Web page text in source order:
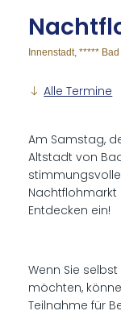
Innenstadt, *****
Alle Termine
Am Samstag,
Altstadt von
Nachtflohmarkt
Entdecken ein!
Wenn Sie
möchten,
Teilnahme für